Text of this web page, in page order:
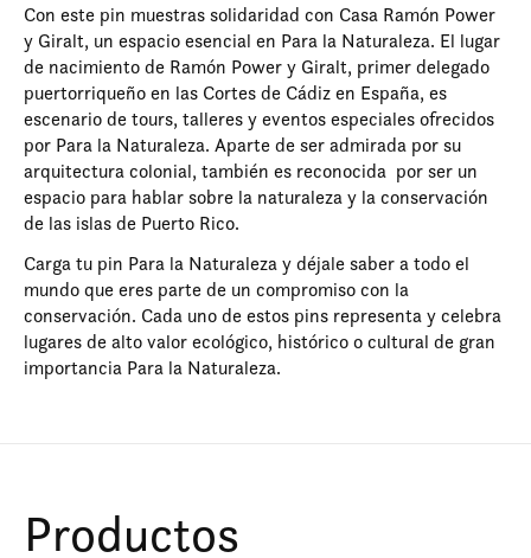
Con este pin muestras solidaridad con Casa Ramón Power
y Giralt, un espacio esencial en Para la Naturaleza. El lugar
de nacimiento de Ramón Power y Giralt, primer delegado
puertorriqueño en las Cortes de Cádiz en España, es
escenario de tours, talleres y eventos especiales ofrecidos
por Para la Naturaleza. Aparte de ser admirada por su
arquitectura colonial, también es reconocida por ser un
espacio para hablar sobre la naturaleza y la conservación
de las islas de Puerto Rico.
Carga tu pin Para la Naturaleza y déjale saber a todo el
mundo que eres parte de un compromiso con la
conservación. Cada uno de estos pins representa y celebra
lugares de alto valor ecológico, histórico o cultural de gran
importancia Para la Naturaleza.
Productos